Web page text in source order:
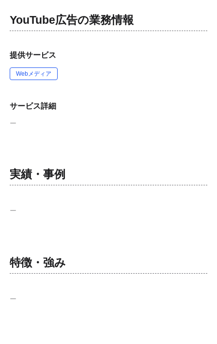
YouTube広告の業務情報
提供サービス
Webメディア
サービス詳細
ー
実績・事例
ー
特徴・強み
ー